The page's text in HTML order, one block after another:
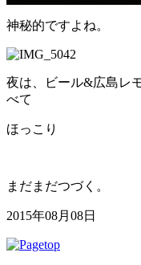
神秘的ですよね。
夜は、ビール&広島レ
べて
ほっこり
まだまだつづく。
2015年08月08日